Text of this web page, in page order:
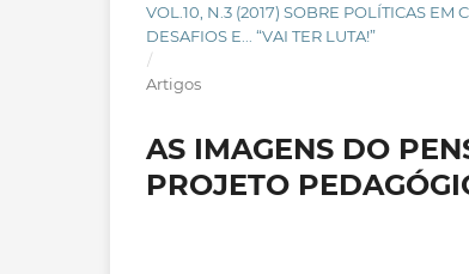
VOL.10, N.3 (2017) SOBRE POLÍTICAS EM
DESAFIOS E... “VAI TER LUTA!”
/
Artigos
AS IMAGENS DO
PROJETO